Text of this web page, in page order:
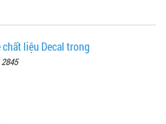
liệu Decal trong
2845